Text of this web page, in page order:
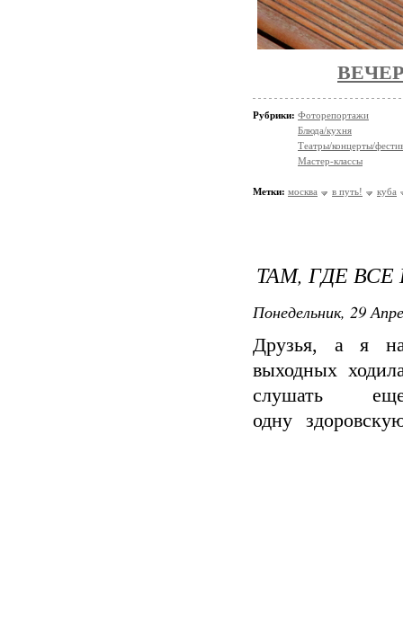
Рубрики: Фоторепортажи
Блюда/кухня
Театры/концерты/
Мастер-классы
Метки: москва в путь! куба
ТАМ, ГДЕ
Понедельник, 29
Друзья, а я
выходных
слушать
одну